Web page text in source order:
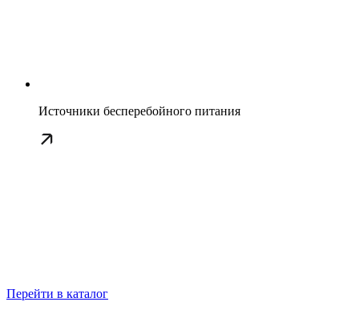
Источники бесперебойного питания
Перейти в каталог